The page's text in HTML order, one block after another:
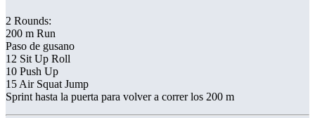
2 Rounds:
200 m Run
Paso de gusano
12 Sit Up Roll
10 Push Up
15 Air Squat Jump
Sprint hasta la puerta para volver a correr los 200 m